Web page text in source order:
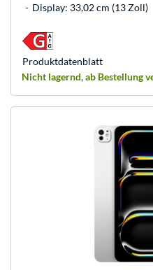
Display: 33,02 cm (13 Zoll)
Nicht lagernd, ab Bestellung
Produkt­datenblatt